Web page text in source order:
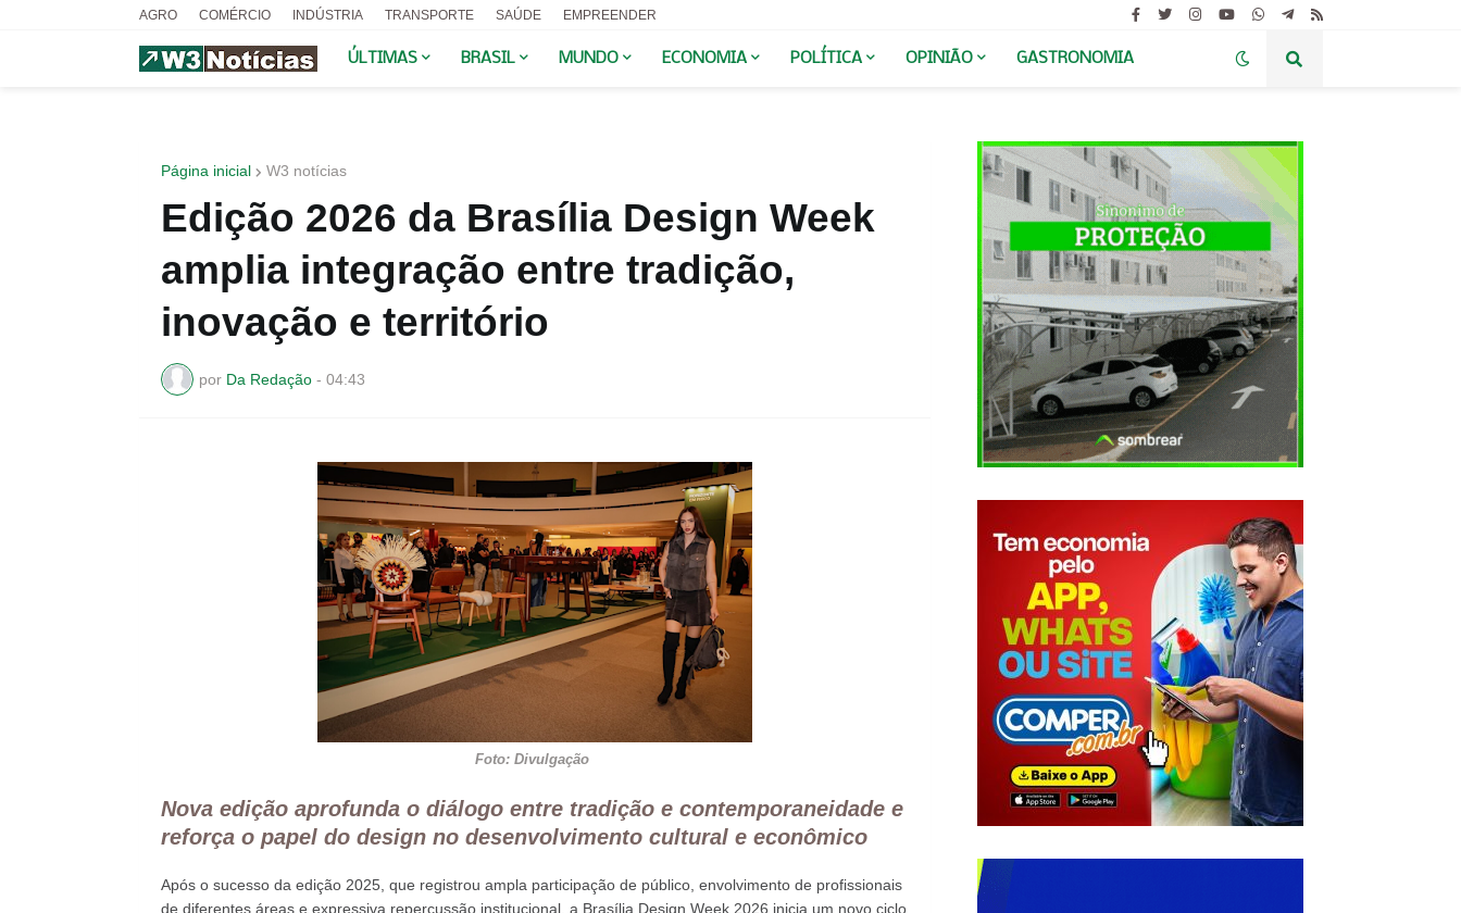
AGRO COMÉRCIO INDÚSTRIA TRANSPORTE SAÚDE EMPREENDER
ÚLTIMAS BRASIL MUNDO ECONOMIA POLÍTICA OPINIÃO GASTRONOMIA
Página inicial W3 notícias
Edição 2026 da Brasília Design Week
amplia integração entre tradição,
inovação e território
por Da Redação - 04:43
Foto: Divulgação
Nova edição aprofunda o diálogo entre tradição e contemporaneidade e
reforça o papel do design no desenvolvimento cultural e econômico
Após o sucesso da edição 2025, que registrou ampla participação de público, envolvimento de profissionais
de diferentes áreas e expressiva repercussão institucional, a Brasília Design Week 2026 inicia um novo ciclo